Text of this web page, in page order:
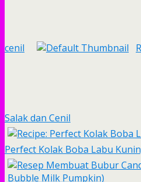
cenil
Salak dan Cenil
Perfect Kolak Boba Labu